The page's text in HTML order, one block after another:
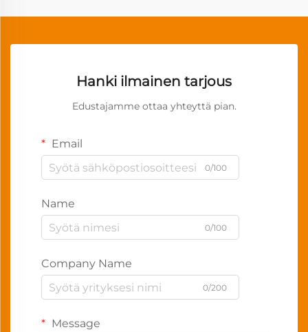
Hanki ilmainen tarjous
Edustajamme ottaa yhteyttä pian.
Email
0/100
Name
0/100
Company Name
0/200
Message